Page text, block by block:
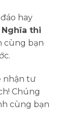
hay
thi
cùng bạn
nhận tư
Chúng
cùng bạn